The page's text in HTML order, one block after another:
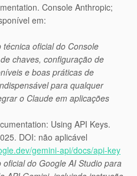
Console Anthropic;
em:
oficial do Console
chaves, configuração de
e boas práticas de
para qualquer
o Claude em aplicações
Using API Keys.
DOI: não aplicável
gemini-api/docs/api-key
do Google AI Studio para